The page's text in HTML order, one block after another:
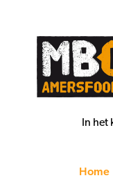
In het
Home